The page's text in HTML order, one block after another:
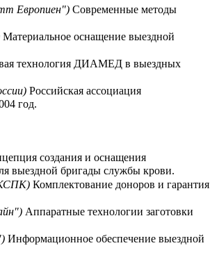
Европиен")Современные методы
Материальное оснащение выездной
технология ДИАМЕД в выездных
Российская ассоциация
год.
создания и оснащения
выездной бригады службы крови.
КСПК)Комплектование доноров и гарантия
Аппаратные технологии заготовки
Информационное обеспечение выездной